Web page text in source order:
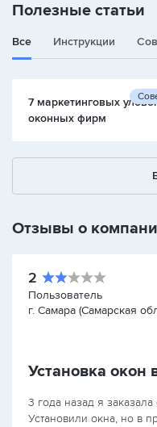
Полезные статьи
Все Инструкции
7 маркетинговых
оконных фирм
Отзывы о
2
Пользователь
г. Самара (Самарская
Установка окон
3 года назад я заказала
Установили окна, но в